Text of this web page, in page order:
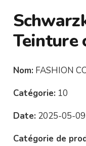
Teinture
Nom: FASHION
Catégorie: 10
Date: 2025-05-09
Catégorie de